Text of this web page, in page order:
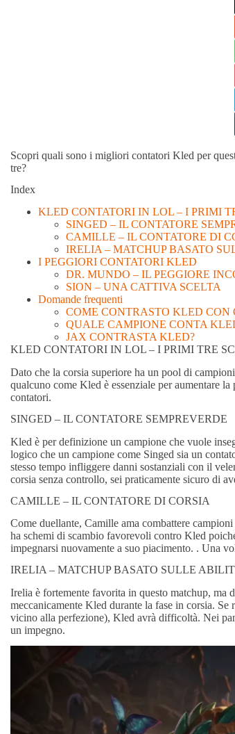
Scopri quali sono i migliori contatori Kled per
tre?
Index
KLED CONTATORI IN LOL – I PRIMI
SINGED – IL CONTATORE
CAMILLE – IL CONTATORE DI
IRELIA – MATCHUP BASATO
I PEGGIORI CONTATORI KLED
DR. MUNDO – IL PEGGIORE
SION – UNA CATTIVA SCELTA
Domande frequenti
COME CONTRASTO KLED CON
QUALE CAMPIONE CONTA
JAX CONTRASTA KLED?
KLED CONTATORI IN LOL – I PRIMI TRE
Dato che la corsia superiore ha un pool di
qualcuno come Kled è essenziale per aumentare
contatori.
SINGED – IL CONTATORE SEMPREVERDE
Kled è per definizione un campione che vuole
logico che un campione come Singed sia un
stesso tempo infliggere danni sostanziali con il
corsia senza controllo, sei praticamente sicuro di
CAMILLE – IL CONTATORE DI CORSIA
Come duellante, Camille ama combattere
ha schemi di scambio favorevoli contro Kled
impegnarsi nuovamente a suo piacimento. . Una
IRELIA – MATCHUP BASATO SULLE
Irelia è fortemente favorita in questo matchup, ma
meccanicamente Kled durante la fase in corsia.
vicino alla perfezione), Kled avrà difficoltà. Nei
un impegno.